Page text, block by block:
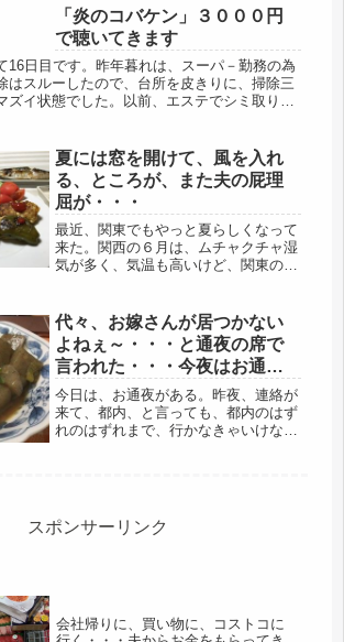
物に出かけるタイミングも邪魔しな
い。ああ、鍋をかけているものな
ぁ・・・...
「炎のコバケン」３０００円
で聴いてきます
16日目です。昨年暮れは、スーパ－勤務の為
はスルーしたので、台所を皮きりに、掃除三
ズイ状態でした。以前、エステでシミ取りの
夏には窓を開けて、風を入れ
る、ところが、また夫の屁理
屈が・・・
最近、関東でもやっと夏らしくなって
来た。関西の６月は、ムチャクチャ湿
気が多く、気温も高いけど、関東の６
関東も、かなり暑くなってきた。それ
で、家にいる時は、窓と言う窓を開け
て...
代々、お嫁さんが居つかない
よねぇ～・・・と通夜の席で
言われた・・・今夜はお通夜
です
今日は、お通夜がある。昨夜、連絡が
来て、都内、と言っても、都内のはず
れのはずれまで、行かなきゃいけな
だ。...
スポンサーリンク
会社帰りに、買い物に、コストコに